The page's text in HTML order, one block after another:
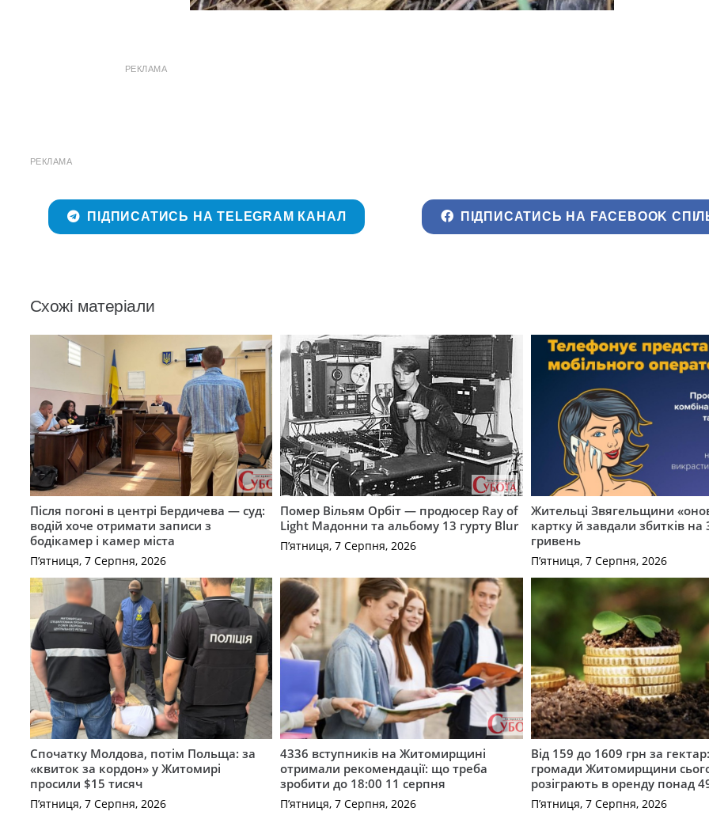
РЕКЛАМА
РЕКЛАМА
ПІДПИСАТИСЬ НА TELEGRAM КАНАЛ ПІДПИСАТИСЬ НА FACEBOOK
Схожі матеріали
Після погоні в центрі Бердичева — суд:
водій хоче отримати записи з
бодікамер і камер міста
П’ятниця, 7 Серпня, 2026
Помер Вільям Орбіт — продюсер Ray of
Light Мадонни та альбому 13 гурту Blur
П’ятниця, 7 Серпня, 2026
Жительці Звягельщини
картку й завдали збитків на
гривень
П’ятниця, 7 Серпня, 2026
Спочатку Молдова, потім Польща: за
«квиток за кордон» у Житомирі
просили $15 тисяч
П’ятниця, 7 Серпня, 2026
4336 вступників на Житомирщині
отримали рекомендації: що треба
зробити до 18:00 11 серпня
П’ятниця, 7 Серпня, 2026
Від 159 до 1609 грн за
громади Житомирщини
розіграють в оренду понад
П’ятниця, 7 Серпня, 2026